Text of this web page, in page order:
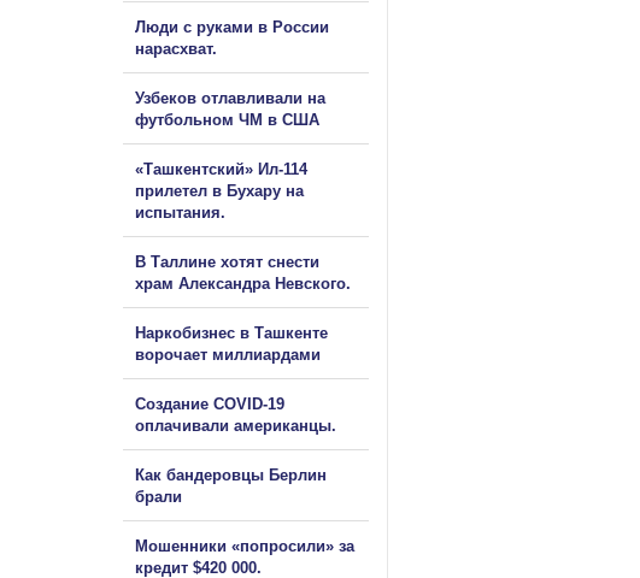
Люди с руками в России
нарасхват.
Узбеков отлавливали на
футбольном ЧМ в США
«Ташкентский» Ил-114
прилетел в Бухару на
испытания.
В Таллине хотят снести
храм Александра Невского.
Наркобизнес в Ташкенте
ворочает миллиардами
Создание COVID-19
оплачивали американцы.
Как бандеровцы Берлин
брали
Мошенники «попросили» за
кредит $420 000.